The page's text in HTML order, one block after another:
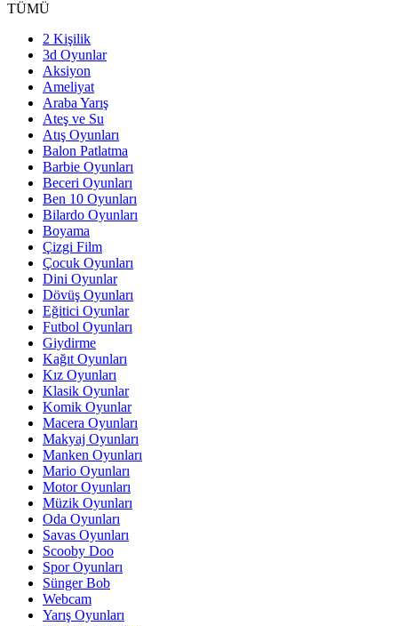
TÜMÜ
2 Kişilik
3d Oyunlar
Aksiyon
Ameliyat
Araba Yarış
Ateş ve Su
Atış Oyunları
Balon Patlatma
Barbie Oyunları
Beceri Oyunları
Ben 10 Oyunları
Bilardo Oyunları
Boyama
Çizgi Film
Çocuk Oyunları
Dini Oyunlar
Dövüş Oyunları
Eğitici Oyunlar
Futbol Oyunları
Giydirme
Kağıt Oyunları
Kız Oyunları
Klasik Oyunlar
Komik Oyunlar
Macera Oyunları
Makyaj Oyunları
Manken Oyunları
Mario Oyunları
Motor Oyunları
Müzik Oyunları
Oda Oyunları
Savas Oyunları
Scooby Doo
Spor Oyunları
Sünger Bob
Webcam
Yarış Oyunları